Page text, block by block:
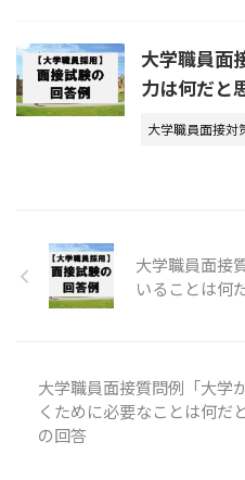
大学職員面
力は何だと
大学職員面接対
大学職員面接
いることは何
大学職員面接質問例「大学
くために必要なことは何だ
の回答